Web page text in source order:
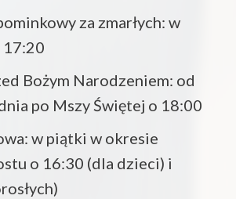
za zmarłych: w
Bożym Narodzeniem: od
po Mszy Świętej o 18:00
w piątki w okresie
o 16:30 (dla dzieci) i